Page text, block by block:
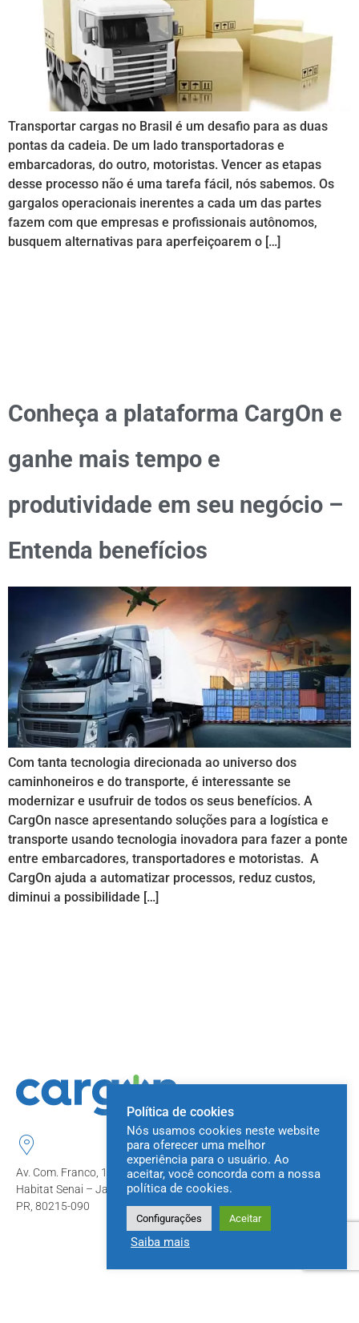
Transportar cargas no Brasil é um desafio para as duas
pontas da cadeia. De um lado transportadoras e
embarcadoras, do outro, motoristas. Vencer as etapas
desse processo não é uma tarefa fácil, nós sabemos. Os
gargalos operacionais inerentes a cada um das partes
fazem com que empresas e profissionais autônomos,
busquem alternativas para aperfeiçoarem o […]
Conheça a plataforma CargOn e
ganhe mais tempo e
produtividade em seu negócio –
Entenda benefícios
Com tanta tecnologia direcionada ao universo dos
caminhoneiros e do transporte, é interessante se
modernizar e usufruir de todos os seus benefícios. A
CargOn nasce apresentando soluções para a logística e
transporte usando tecnologia inovadora para fazer a ponte
entre embarcadores, transportadores e motoristas. A
CargOn ajuda a automatizar processos, reduz custos,
diminui a possibilidade […]
Av. Com. Franco, 1341
Habitat Senai – Jardim Botânico, Curitiba
PR, 80215-090
Política de cookies
Nós usamos cookies neste website
para oferecer uma melhor
experiência para o usuário. Ao
aceitar, você concorda com a nossa
política de cookies.
Configurações Aceitar
Saiba mais